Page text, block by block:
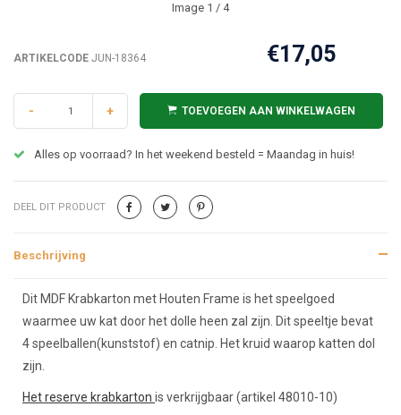
Image 1 / 4
ARTIKELCODE JUN-18364 €17,05
- + TOEVOEGEN AAN WINKELWAGEN
Alles op voorraad? In het weekend besteld = Maandag in huis!
DEEL DIT PRODUCT
Beschrijving
Beschrijving
Dit MDF Krabkarton met Houten Frame is het speelgoed
waarmee uw kat door het dolle heen zal zijn. Dit speeltje bevat
4 speelballen(kunststof) en catnip. Het kruid waarop katten dol
zijn.
Het reserve krabkarton is verkrijgbaar (artikel 48010-10)